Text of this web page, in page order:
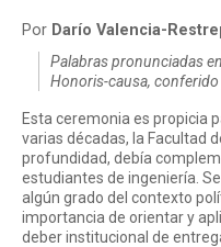
Por Darío Valencia-
Palabras pronunciadas
Honoris-causa,
Esta ceremonia es propicia
varias décadas, la Facultad
profundidad, debía
estudiantes de ingeniería.
algún grado del contexto
importancia de orientar y
deber institucional de